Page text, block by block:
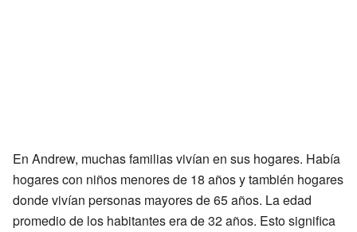
En Andrew, muchas familias vivían en sus hogares. Había
hogares con niños menores de 18 años y también hogares
donde vivían personas mayores de 65 años. La edad
promedio de los habitantes era de 32 años. Esto significa